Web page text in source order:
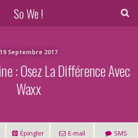
So We !
19 Septembre 2017
: Osez La Différence Avec
Waxx
Épingler E-mail SMS